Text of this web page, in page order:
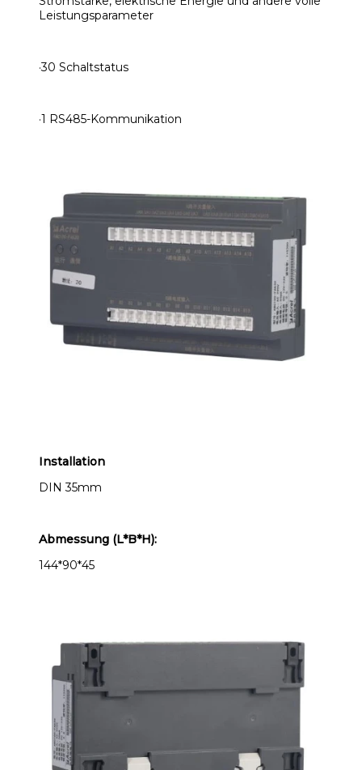
Leistungsparameter
·30 Schaltstatus
·1 RS485-Kommunikation
Installation
DIN 35mm
Abmessung (L*B*H):
144*90*45